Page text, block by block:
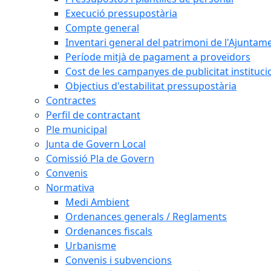
Execució pressupostària
Compte general
Inventari general del patrimoni de
Període mitjà de pagament a proveïdors
Cost de les campanyes de publicitat
Objectius d'estabilitat pressupostària
Contractes
Perfil de contractant
Ple municipal
Junta de Govern Local
Comissió Pla de Govern
Convenis
Normativa
Medi Ambient
Ordenances generals / Reglaments
Ordenances fiscals
Urbanisme
Convenis i subvencions